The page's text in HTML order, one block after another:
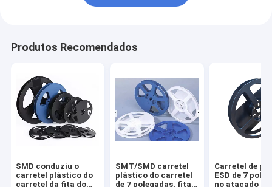
Produtos Recomendados
SMD conduziu o
carretel plástico do
carretel da fita do
SMT/SMD carretel
plástico do carretel
de 7 polegadas, fita
Carretel de
ESD de 7
no atacado -